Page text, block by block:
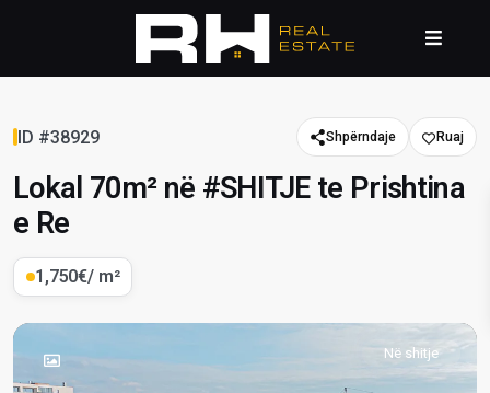
ID #38929 Shpërndaje
Lokal 70m² në #SHITJE te Prishtina
e Re
1,750€/ m²
Në shitje